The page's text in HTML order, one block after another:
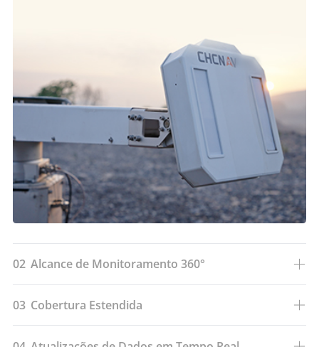
02 Alcance de Monitoramento 360°
03 Cobertura Estendida